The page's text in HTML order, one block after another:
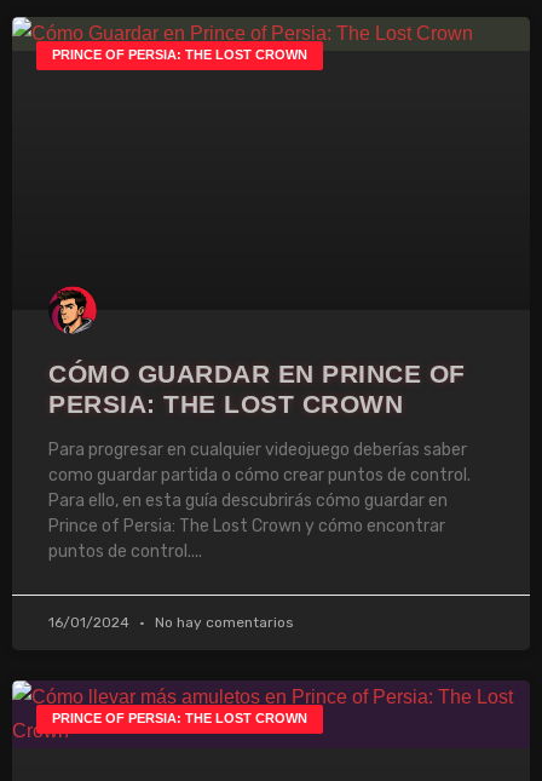
PRINCE OF PERSIA: THE LOST CROWN
CÓMO GUARDAR EN PRINCE OF
PERSIA: THE LOST CROWN
Para progresar en cualquier videojuego deberías saber
como guardar partida o cómo crear puntos de control.
Para ello, en esta guía descubrirás cómo guardar en
Prince of Persia: The Lost Crown y cómo encontrar
puntos de control.
16/01/2024 No hay comentarios
PRINCE OF PERSIA: THE LOST CROWN